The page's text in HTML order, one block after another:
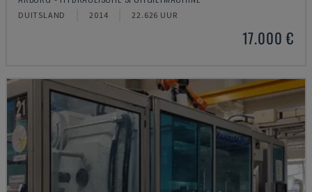
DUITSLAND 2014 22.626 UUR
17.000 €